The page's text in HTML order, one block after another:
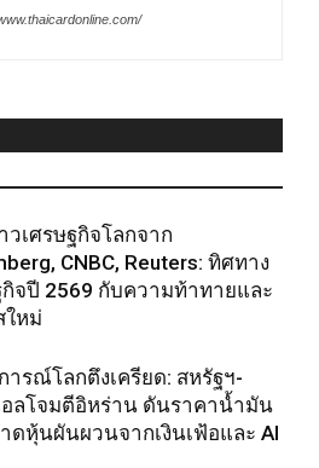
วเศรษฐกิจโลกจาก
CNBC, Reuters: ทิศทาง
กิจปี 2569 กับความท้าทายและ
ใหม่
ารณ์โลกตึงเครียด: สหรัฐฯ-
อลโจมตีอิหร่าน ดันราคาน้ำมัน
ดหุ้นผันผวนจากเงินเฟ้อและ AI